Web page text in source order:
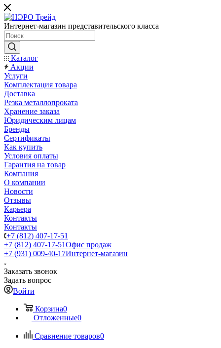
Интернет-магазин представительского класса
Каталог
Акции
Услуги
Комплектация товара
Доставка
Резка металлопроката
Хранение заказа
Юридическим лицам
Бренды
Сертификаты
Как купить
Условия оплаты
Гарантия на товар
Компания
О компании
Новости
Отзывы
Карьера
Контакты
Контакты
+7 (812) 407-17-51
+7 (812) 407-17-51Офис продаж
+7 (931) 009-40-17Интернет-магазин
Заказать звонок
Задать вопрос
Войти
Корзина0
Отложенные0
Сравнение товаров0